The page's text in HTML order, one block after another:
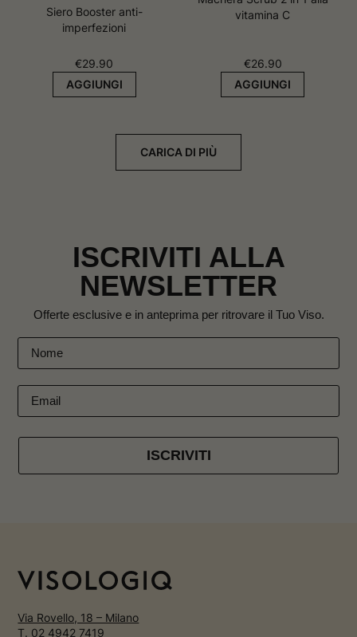
Siero Booster anti-
imperfezioni
€29.90
AGGIUNGI
vitamina C
€26.90
AGGIUNGI
CARICA DI PIÙ
ISCRIVITI ALLA
NEWSLETTER
Offerte esclusive e in anteprima per ritrovare il Tuo Viso.
ISCRIVITI
Via Rovello, 18 – Milano
T. 02 4942 7419